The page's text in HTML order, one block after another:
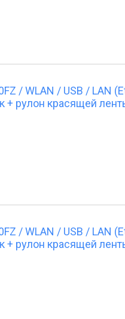
/ WLAN / USB / LAN
+ рулон красящей
/ WLAN / USB / LAN
+ рулон красящей